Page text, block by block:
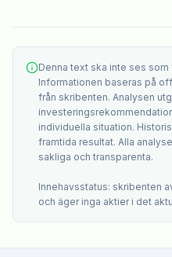
Denna text ska inte ses
Informationen baseras på
från skribenten. Analysen
individuella situation.
framtida resultat. Alla
sakliga och transparenta.
Innehavsstatus: skribenten
och äger inga aktier i det